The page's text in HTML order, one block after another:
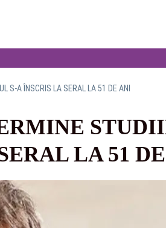
S-A ÎNSCRIS LA SERAL LA 51 DE ANI
LA 51